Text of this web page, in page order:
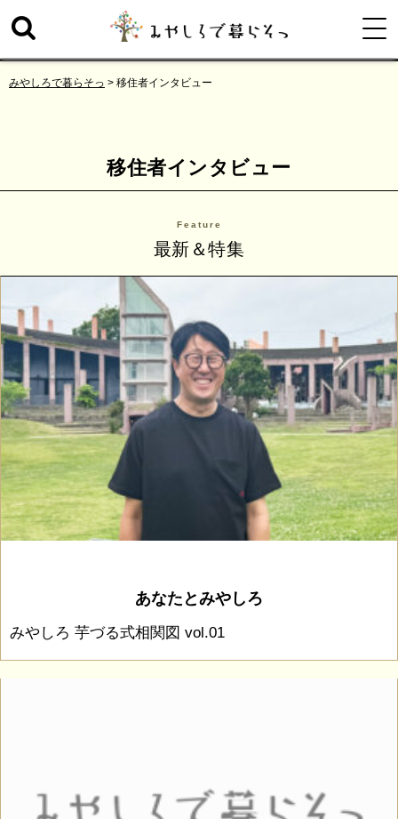
みやしろで暮らそっ > 移住者インタビュー
移住者インタビュー
Feature
最新＆特集
あなたとみやしろ
みやしろ 芋づる式相関図 vol.01